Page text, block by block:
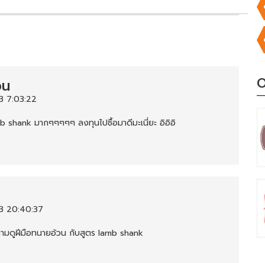
7:03:22
shank มากๆๆๆๆๆ ลงทุนไปซื้อมาดีมะเนี่ยะ อิอิอิ
20:40:37
มดูฝีมือทนายอ้วน กับสูตร lamb shank